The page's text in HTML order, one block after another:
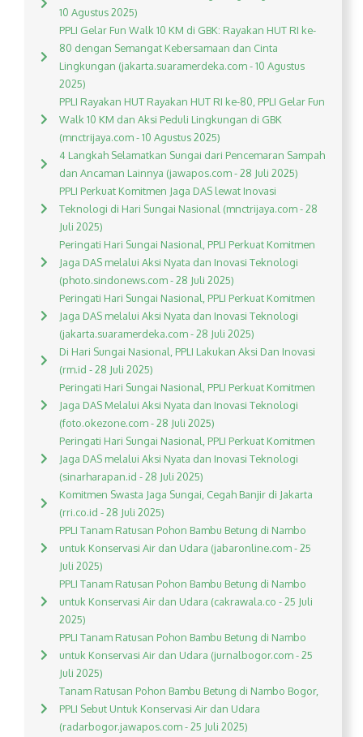
10 Agustus 2025)
PPLI Gelar Fun Walk 10 KM di GBK: Rayakan HUT RI ke-
80 dengan Semangat Kebersamaan dan Cinta
Lingkungan (jakarta.suaramerdeka.com - 10 Agustus
2025)
PPLI Rayakan HUT Rayakan HUT RI ke-80, PPLI Gelar Fun
Walk 10 KM dan Aksi Peduli Lingkungan di GBK
(mnctrijaya.com - 10 Agustus 2025)
4 Langkah Selamatkan Sungai dari Pencemaran Sampah
dan Ancaman Lainnya (jawapos.com - 28 Juli 2025)
PPLI Perkuat Komitmen Jaga DAS lewat Inovasi
Teknologi di Hari Sungai Nasional (mnctrijaya.com - 28
Juli 2025)
Peringati Hari Sungai Nasional, PPLI Perkuat Komitmen
Jaga DAS melalui Aksi Nyata dan Inovasi Teknologi
(photo.sindonews.com - 28 Juli 2025)
Peringati Hari Sungai Nasional, PPLI Perkuat Komitmen
Jaga DAS melalui Aksi Nyata dan Inovasi Teknologi
(jakarta.suaramerdeka.com - 28 Juli 2025)
Di Hari Sungai Nasional, PPLI Lakukan Aksi Dan Inovasi
(rm.id - 28 Juli 2025)
Peringati Hari Sungai Nasional, PPLI Perkuat Komitmen
Jaga DAS Melalui Aksi Nyata dan Inovasi Teknologi
(foto.okezone.com - 28 Juli 2025)
Peringati Hari Sungai Nasional, PPLI Perkuat Komitmen
Jaga DAS melalui Aksi Nyata dan Inovasi Teknologi
(sinarharapan.id - 28 Juli 2025)
Komitmen Swasta Jaga Sungai, Cegah Banjir di Jakarta
(rri.co.id - 28 Juli 2025)
PPLI Tanam Ratusan Pohon Bambu Betung di Nambo
untuk Konservasi Air dan Udara (jabaronline.com - 25
Juli 2025)
PPLI Tanam Ratusan Pohon Bambu Betung di Nambo
untuk Konservasi Air dan Udara (cakrawala.co - 25 Juli
2025)
PPLI Tanam Ratusan Pohon Bambu Betung di Nambo
untuk Konservasi Air dan Udara (jurnalbogor.com - 25
Juli 2025)
Tanam Ratusan Pohon Bambu Betung di Nambo Bogor,
PPLI Sebut Untuk Konservasi Air dan Udara
(radarbogor.jawapos.com - 25 Juli 2025)